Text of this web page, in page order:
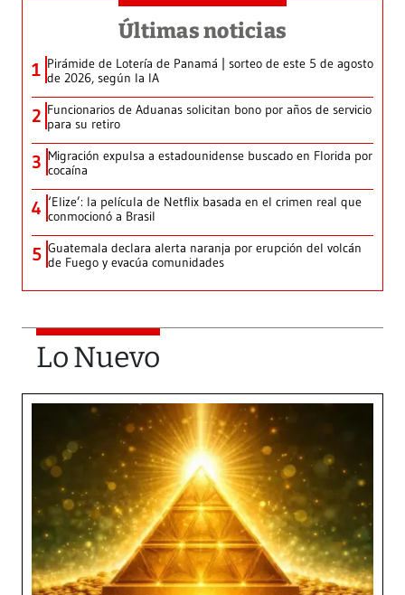
Últimas noticias
1 Pirámide de Lotería de Panamá | sorteo de este 5 de agosto
de 2026, según la IA
2 Funcionarios de Aduanas solicitan bono por años de servicio
para su retiro
3 Migración expulsa a estadounidense buscado en Florida por
cocaína
4 ‘Elize’: la película de Netflix basada en el crimen real que
conmocionó a Brasil
5 Guatemala declara alerta naranja por erupción del volcán
de Fuego y evacúa comunidades
Lo Nuevo